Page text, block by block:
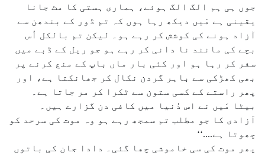
جوں ہی ہم الگ الگ ہوئے، ہماری ہستی کا مٹ جانا
یقینی ہے مَیں دیکھ رہا ہوں کہ تم ڈور کے بندھن سے
آزاد ہونے کی کوشش کر رہے ہو۔ لیکن تم بالکل اُس
بچے کی مانند نا دانی کر رہے ہو جو ریل کے ڈبے میں
سفر کر رہا ہو اور کئی بار ماں باپ کے منع کرنے پر
بھی کھڑکی سے باہر گردن نکال کر جھانکتا ہے، اور
پھر راستے کے کسی ستون سے ٹکرا کر مر جاتا ہے۔
بیٹا مَیں نے اس دُنیا میں کافی دن گزارے ہیں۔
آزادی کا جو مطلب تم سمجھ رہے ہو وہ موت کی سرحد کو
چھوتا ہے....‘‘
پھر موت کی سی خاموشی چھا گئی۔ دادا جان کی باتوں